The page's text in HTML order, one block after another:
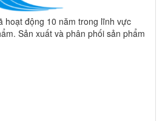
hoạt động 10 năm trong lĩnh vực
Sản xuất và phân phối sản phẩm